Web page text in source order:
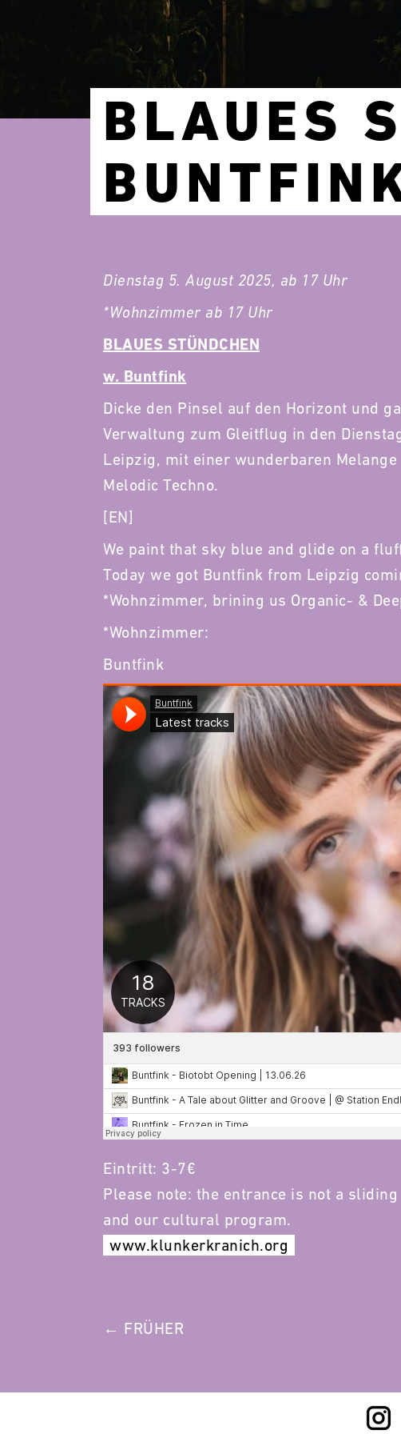
BLAUES
Dienstag 5. August 2025, ab 17 Uhr
*Wohnzimmer ab 17 Uhr
BLAUES STÜNDCHEN
w. Buntfink
Dicke den Pinsel auf den Horizont und
Verwaltung zum Gleitflug in den
Leipzig, mit einer wunderbaren
Melodic Techno.
[EN]
We paint that sky blue and glide on a
Today we got Buntfink from Leipzig
*Wohnzimmer, brining us Organic- &
*Wohnzimmer:
Buntfink
Eintritt: 3-7€
Please note: the entrance is not a
and our cultural program.
www.klunkerkranich.org
POST
← FRÜHER